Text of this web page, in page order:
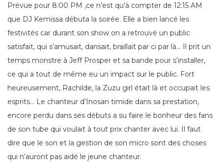
Prévue pour 8:00 PM ,ce n’est qu’à compter de 12:15 AM
que DJ Kemissa débuta la soirée. Elle a bien lancé les
festivités car durant son show on a retrouvé un public
satisfait, qui s’amusait, dansait, braillait par ci par là… Il prit un
temps monstre à Jeff Prosper et sa bande pour s’installer,
ce qui a tout de même eu un impact sur le public. Fort
heureusement, Rachilde, la Zuzu girl était là et occupait les
esprits… Le chanteur d’Inosan timide dans sa prestation,
encore perdu dans ses débuts a su faire le bonheur des fans
de son tube qui voulait à tout prix chanter avec lui. Il faut
dire que le son et la gestion de son micro sont des choses
qui n’auront pas aidé le jeune chanteur.